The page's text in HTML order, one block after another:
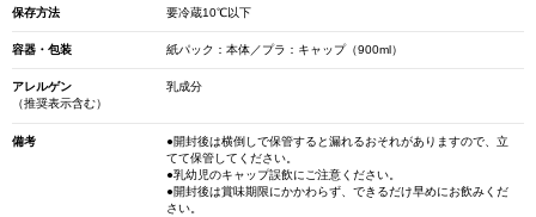
保存方法 要冷蔵10℃以下
容器・包装 紙パック：本体／プラ：キャップ（900ml）
アレルゲン
（推奨表示含む）
乳成分
備考
●開封後は横倒しで保管すると漏れるおそれがありますので、立
てて保管してください。
●乳幼児のキャップ誤飲にご注意ください。
●開封後は賞味期限にかかわらず、できるだけ早めにお飲みくだ
さい。